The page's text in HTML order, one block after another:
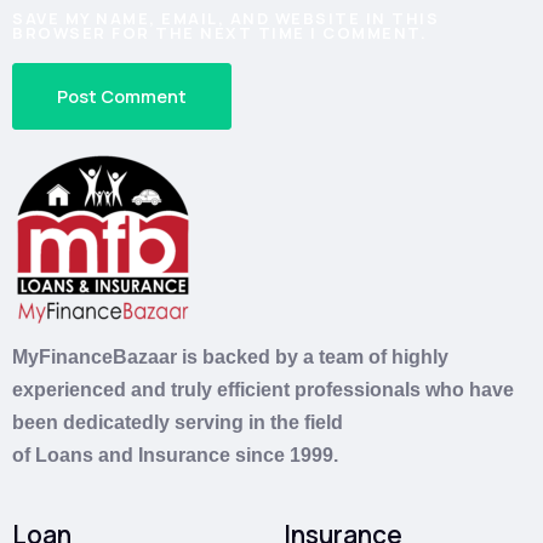
MyFinanceBazaar is backed by a team of highly
experienced and truly efficient professionals who have
been dedicatedly serving in the field
of Loans and Insurance since 1999.
Loan Insurance